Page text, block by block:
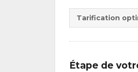
Tarification
Étape de